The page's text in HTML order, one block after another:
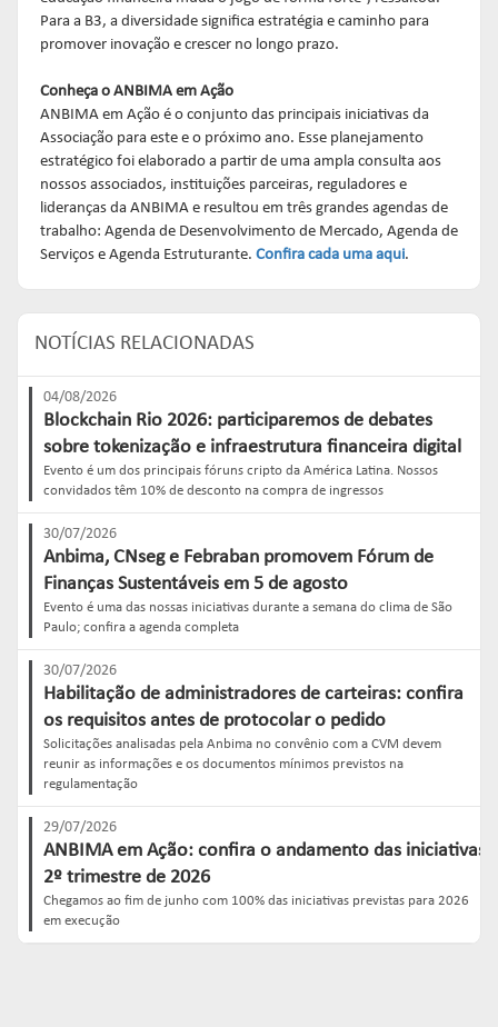
Para a B3, a diversidade significa estratégia e caminho para
promover inovação e crescer no longo prazo.
Conheça o ANBIMA em Ação
ANBIMA em Ação é o conjunto das principais iniciativas da
Associação para este e o próximo ano. Esse planejamento
estratégico foi elaborado a partir de uma ampla consulta aos
nossos associados, instituições parceiras, reguladores e
lideranças da ANBIMA e resultou em três grandes agendas de
trabalho: Agenda de Desenvolvimento de Mercado, Agenda de
Serviços e Agenda Estruturante. Confira cada uma aqui.
NOTÍCIAS RELACIONADAS
04/08/2026
Blockchain Rio 2026: participaremos de debates
sobre tokenização e infraestrutura financeira digital
Evento é um dos principais fóruns cripto da América Latina. Nossos
convidados têm 10% de desconto na compra de ingressos
30/07/2026
Anbima, CNseg e Febraban promovem Fórum de
Finanças Sustentáveis em 5 de agosto
Evento é uma das nossas iniciativas durante a semana do clima de São
Paulo; confira a agenda completa
30/07/2026
Habilitação de administradores de carteiras: confira
os requisitos antes de protocolar o pedido
Solicitações analisadas pela Anbima no convênio com a CVM devem
reunir as informações e os documentos mínimos previstos na
regulamentação
29/07/2026
ANBIMA em Ação: confira o andamento das iniciativas
2º trimestre de 2026
Chegamos ao fim de junho com 100% das iniciativas previstas para 2026
em execução